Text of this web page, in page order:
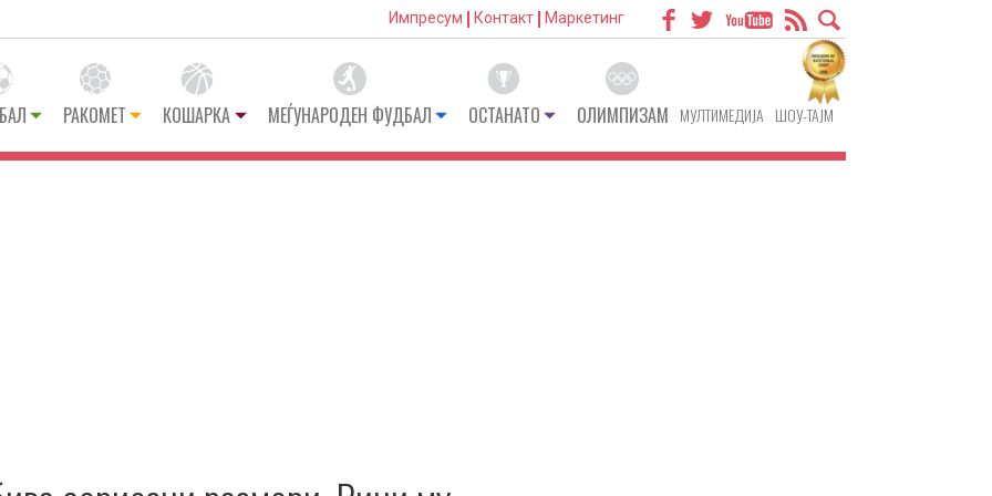
Импресум Контакт Маркетинг
РАКОМЕТ КОШАРКА МЕЃУНАРОДЕН ФУДБАЛ ОСТАНАТО ОЛИМПИЗАМ МУЛТИМЕДИЈА ШОУ-ТАЈМ